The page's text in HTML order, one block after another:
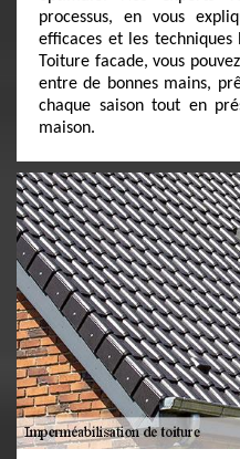
processus, en vous
efficaces et les techniques
Toiture facade, vous
entre de bonnes mains,
chaque saison tout en
maison.